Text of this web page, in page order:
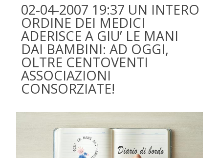
02-04-2007 19:37 UN INTERO
ORDINE DEI MEDICI
ADERISCE A GIU’ LE MANI
DAI BAMBINI: AD OGGI,
OLTRE CENTOVENTI
ASSOCIAZIONI
CONSORZIATE!